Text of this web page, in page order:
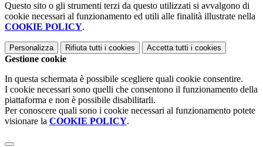
Questo sito o gli strumenti terzi da questo utilizzati si avvalgono di
cookie necessari al funzionamento ed utili alle finalità illustrate nella
COOKIE POLICY.
Personalizza Rifiuta tutti i cookies Accetta tutti i cookies
Gestione cookie
In questa schermata è possibile scegliere quali cookie consentire.
I cookie necessari sono quelli che consentono il funzionamento della
piattaforma e non è possibile disabilitarli.
Per conoscere quali sono i cookie necessari al funzionamento potete
visionare la COOKIE POLICY.